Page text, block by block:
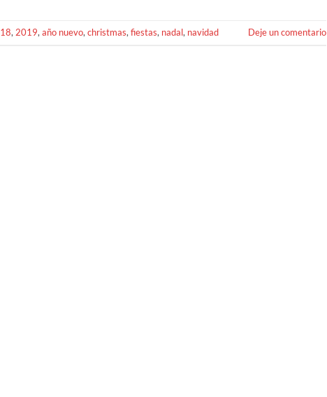
, 2019, año nuevo, christmas, fiestas, nadal, navidad Deje un comentario